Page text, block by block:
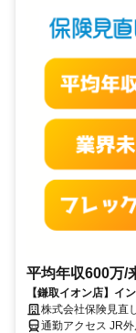
平均年収600万/
【鎌取イオン店】イ
などの営業活動一切
株式会社保険見直
通勤アクセス JR